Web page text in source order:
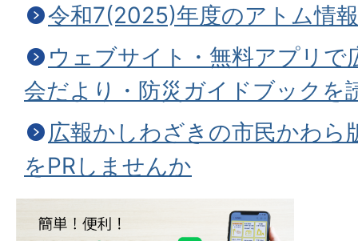
令和7(2025)年度のアトム情報
ウェブサイト・無料アプリで
会だより・防災ガイドブックを
広報かしわざきの市民かわら
をPRしませんか